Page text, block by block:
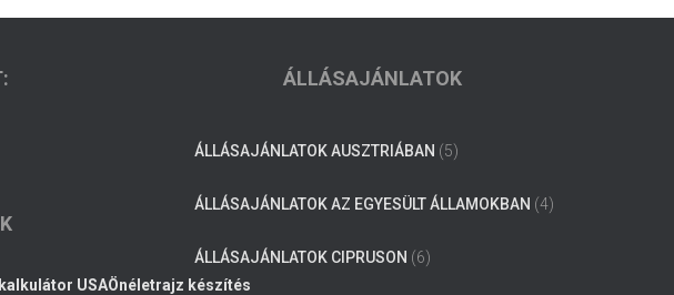
USAÖnéletrajz készítés
ÁLLÁSAJÁNLATOK
ÁLLÁSAJÁNLATOK AUSZTRIÁBAN (5)
ÁLLÁSAJÁNLATOK AZ EGYESÜLT ÁLLAMOKBAN (4)
ÁLLÁSAJÁNLATOK CIPRUSON (6)